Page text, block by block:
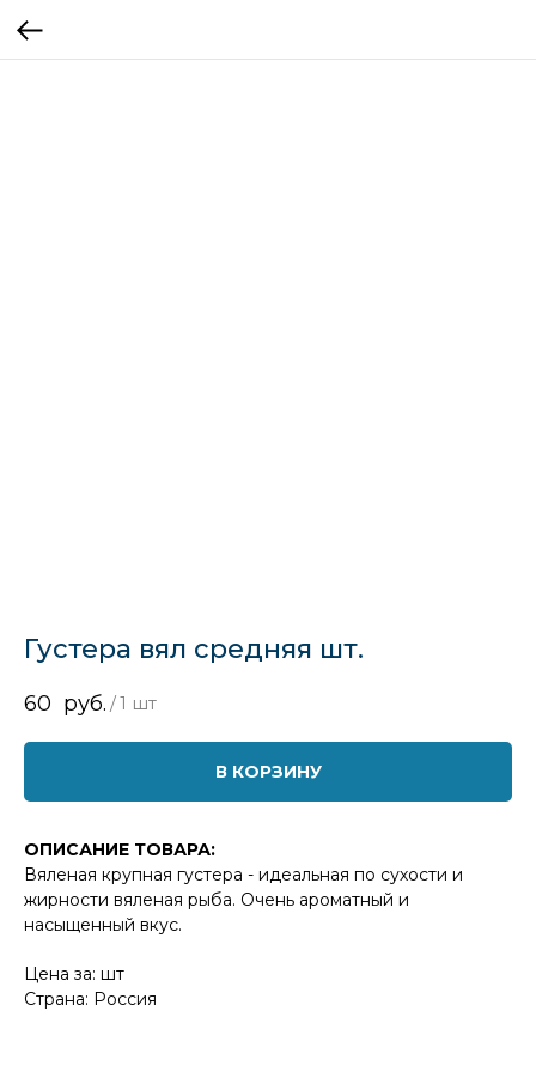
Густера вял средняя шт.
60 руб. /1 шт
В КОРЗИНУ
ОПИСАНИЕ ТОВАРА:
Вяленая крупная густера - идеальная по сухости и
жирности вяленая рыба. Очень ароматный и
насыщенный вкус.
Цена за: шт
Страна: Россия